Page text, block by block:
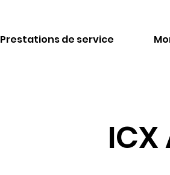
Prestations de service